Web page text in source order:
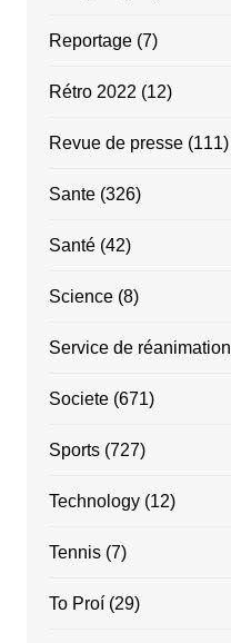
Reportage(7)
Rétro 2022 (12)
Revue de presse(111)
Sante(326)
Santé(42)
Science(8)
Service de réanimation
Societe(671)
Sports(727)
Technology(12)
Tennis(7)
To Proí(29)